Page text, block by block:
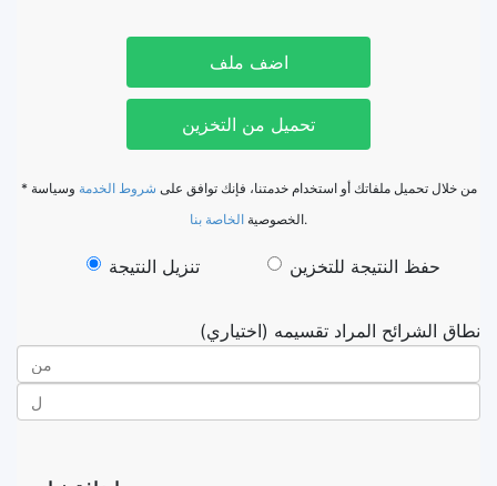
اضف ملف
تحميل من التخزين
* من خلال تحميل ملفاتك أو استخدام خدمتنا، فإنك توافق على شروط الخدمة وسياسة
الخصوصية الخاصة بنا .
تنزيل النتيجة حفظ النتيجة للتخزين
نطاق الشرائح المراد تقسيمه (اختياري)